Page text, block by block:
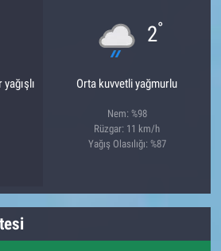
2°
Orta kuvvetli yağmurlu
Nem: %98
Rüzgar: 11 km/h
Yağış Olasılığı: %87